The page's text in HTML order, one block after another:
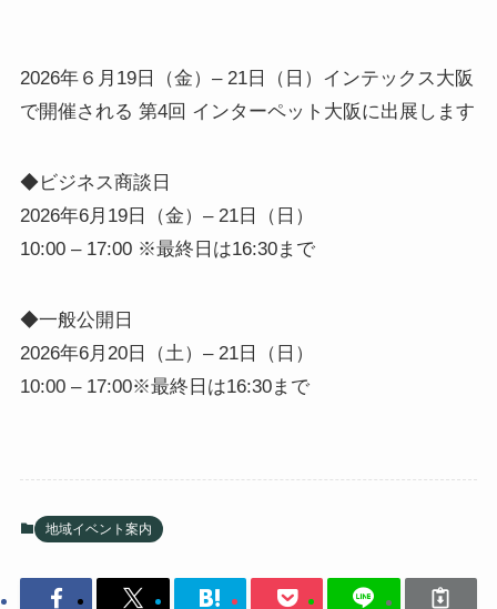
2026年６月19日（金）– 21日（日）インテックス大阪
で開催される 第4回 インターペット大阪に出展します
◆ビジネス商談日
2026年6月19日（金）– 21日（日）
10:00 – 17:00 ※最終日は16:30まで
◆一般公開日
2026年6月20日（土）– 21日（日）
10:00 – 17:00※最終日は16:30まで
地域イベント案内